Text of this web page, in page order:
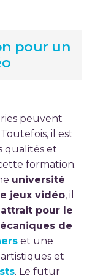
pour un
peuvent
il est
qualités et
formation.
université
jeux vidéo, il
attrait pour le
de
et une
et
. Le futur